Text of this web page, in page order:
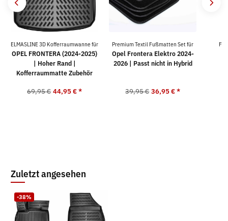
ELMASLINE 3D Kofferraumwanne für
OPEL FRONTERA (2024-2025)
| Hoher Rand |
Kofferraummatte Zubehör
69,95 € 44,95 €*
Premium Textil Fußmatten Set für
Opel Frontera Elektro 2024-
2026 | Passt nicht in Hybrid
39,95 € 36,95 €*
Zuletzt angesehen
-38%